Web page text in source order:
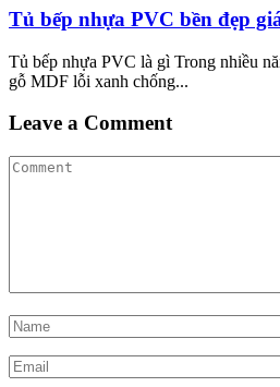
Tủ bếp nhựa PVC bền đẹp
Tủ bếp nhựa PVC là gì Trong nhiều
gỗ MDF lỗi xanh chống...
Leave a Comment